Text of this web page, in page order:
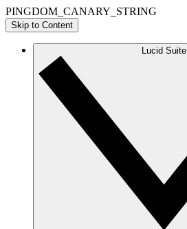
PINGDOM_CANARY_STRING
Skip to Content
Lucid Suite